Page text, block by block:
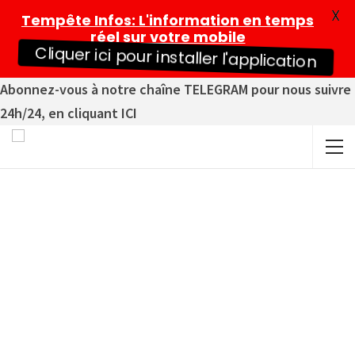
Abonnez-vous à notre chaîne TELEGRAM pour nous suivre
24h/24, en cliquant ICI
Tempête Infos: L'information en temps
réel sur votre mobile
Cliquer ici pour installer l'application
X